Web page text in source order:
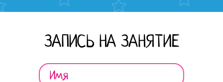
ЗАПИСЬ НА ЗАНЯТИЕ